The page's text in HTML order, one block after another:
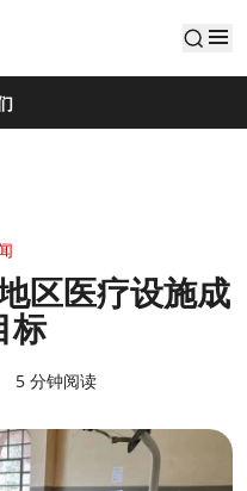
区医疗设施成
标
5 分钟阅读